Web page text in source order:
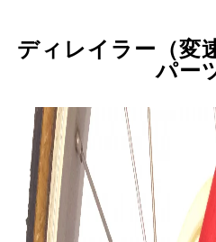
ディレイラー（変
パー